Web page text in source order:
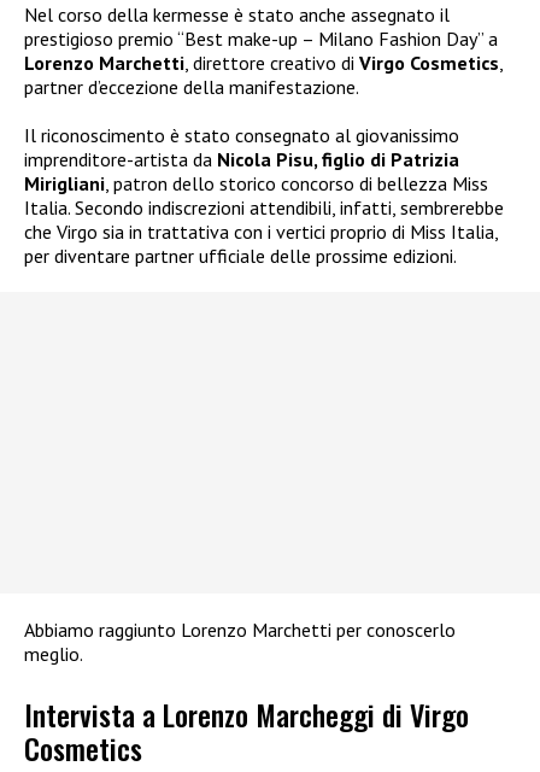
Nel corso della kermesse è stato anche assegnato il
prestigioso premio “Best make-up – Milano Fashion Day” a
Lorenzo Marchetti , direttore creativo di Virgo Cosmetics
partner d’eccezione della manifestazione.
Il riconoscimento è stato consegnato al giovanissimo
imprenditore-artista da Nicola Pisu, figlio di Patrizia
Mirigliani , patron dello storico concorso di bellezza Miss
Italia. Secondo indiscrezioni attendibili, infatti, sembrerebbe
che Virgo sia in trattativa con i vertici proprio di Miss Italia,
per diventare partner ufficiale delle prossime edizioni.
Abbiamo raggiunto Lorenzo Marchetti per conoscerlo
meglio.
Intervista a Lorenzo Marcheggi di Virgo
Cosmetics